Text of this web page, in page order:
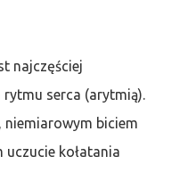
najczęściej
serca (arytmią).
niemiarowym biciem
kołatania